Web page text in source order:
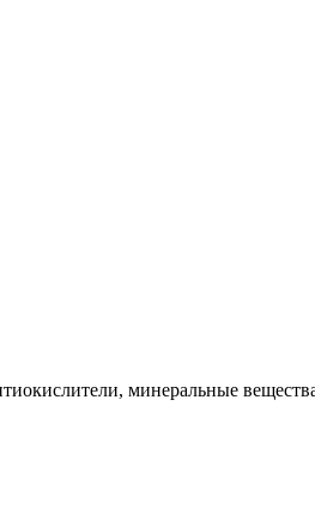
минеральные